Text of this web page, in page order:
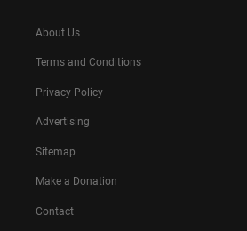
About Us
Terms and Conditions
Privacy Policy
Advertising
Sitemap
Make a Donation
Contact